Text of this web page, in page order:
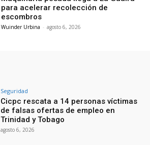
para acelerar recolección de
escombros
Wuinder Urbina - agosto 6, 2026
Seguridad
Cicpc rescata a 14 personas víctimas
de falsas ofertas de empleo en
Trinidad y Tobago
agosto 6, 2026